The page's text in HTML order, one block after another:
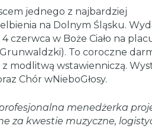
jednego z najbardziej
na Dolnym Śląsku.
czerwca w Boże Ciało na
To coroczne
modlitwą wstawienniczą.
Chór wNieboGłosy.
menedżerka
za kwestie muzyczne,